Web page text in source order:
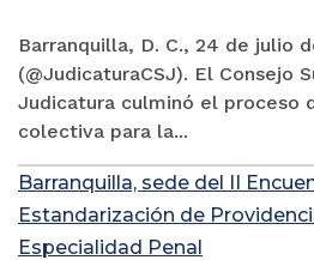
Barranquilla, D. C., 24 de julio
(@JudicaturaCSJ). El Consejo
Judicatura culminó el proceso
colectiva para la...
Barranquilla, sede del II
Estandarización de
Especialidad Penal